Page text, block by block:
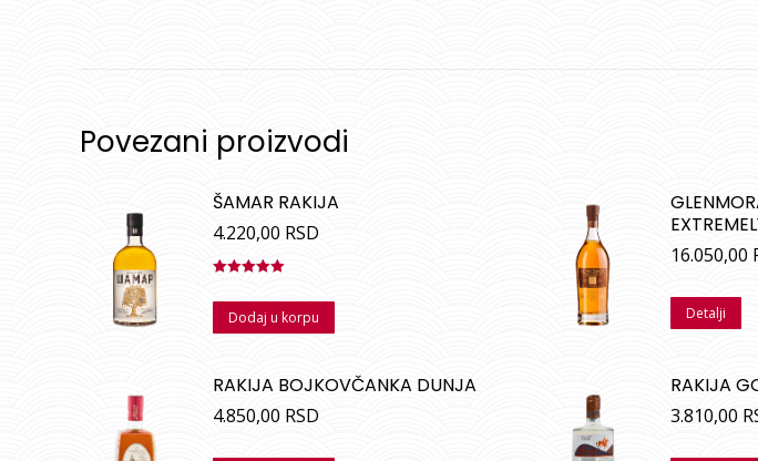
Povezani proizvodi
ŠAMAR RAKIJA
4.220,00 RSD
sa5.00od
Dodaj u korpu
16.050,00
Detalji
RAKIJA BOJKOVČANKA DUNJA
4.850,00 RSD
RAKIJA
3.810,00